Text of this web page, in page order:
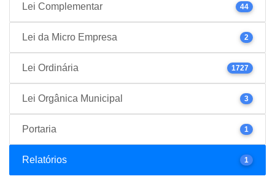
Lei Complementar 44
Lei da Micro Empresa 2
Lei Ordinária 1727
Lei Orgânica Municipal 3
Portaria 1
Relatórios 1